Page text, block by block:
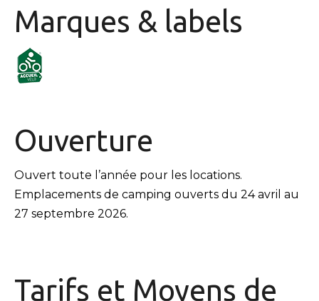
Marques & labels
Ouverture
Ouvert toute l’année pour les locations.
Emplacements de camping ouverts du 24 avril au
27 septembre 2026.
Tarifs et Moyens de